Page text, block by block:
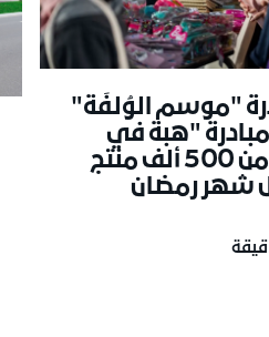
"موسم الوُلفَة"
مبادرة "هبة في
محلّها" توزع أكثر من 500 ألف منتج
شهر رمضان